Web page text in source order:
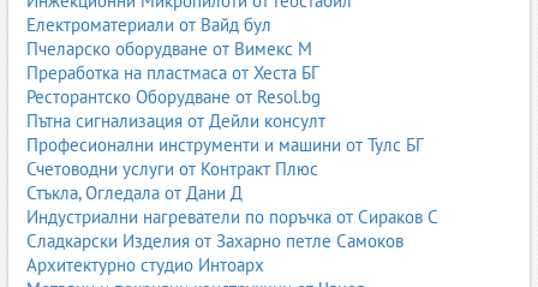
използват под ветеринарен контрол и могат да имат ключова
роля за стабилизиране на здравето в стадото.
лечебни фуражи;
фуражи с витамини и минерали;
фуражи с пробиотици;
специализирани фуражи за животни
2. Фуражи по животински видове
Различните животински видове имат различни хранителни
Електроматериали от Вайд бул
Пчеларско оборудване от Вимекс М
Преработка на пластмаса от Хеста БГ
Ресторантско Оборудване от Resol.bg
Пътна сигнализация от Дейли консулт
Професионални инструменти и машини от Тулс БГ
Счетоводни услуги от Контракт Плюс
Стъкла, Огледала от Дани Д
Индустриални нагреватели по поръчка от Сираков С
Сладкарски Изделия от Захарно петле Самоков
Архитектурно студио Интоарх